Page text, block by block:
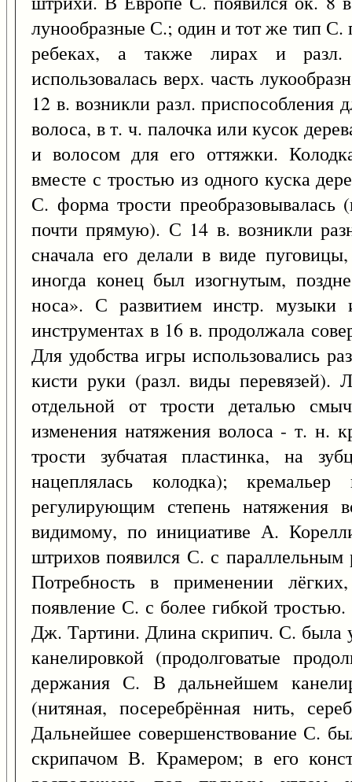
лунообразные С.; один и тот же тип С.
ребеках, а также лирах и разл.
использовалась верх. часть
12 в. возникли разл. приспособления
волоса, в т. ч. палочка или кусок
и волосом для его оттяжки.
вместе с тростью из одного куска
С. форма трости преобразовывалась
почти прямую). С 14 в. возникли
сначала его делали в виде
иногда конец был изогнутым,
носа». С развитием инстр.
инструментах в 16 в. продолжала
Для удобства игры использовались
кисти руки (разл. виды перевязей).
отдельной от трости деталью
изменения натяжения волоса - т. н.
трости зубчатая пластинка, на
нацеплялась колодка);
регулирующим степень
видимому, по инициативе А.
штрихов появился С. с
Потребность в применении
появление С. с более гибкой
Дж. Тартини. Длина скрипич. С. была
канелировкой (продолговатые
держания С. В дальнейшем
(нитяная, посеребрённая нить,
Дальнейшее совершенствование С.
скрипачом В. Крамером; в его